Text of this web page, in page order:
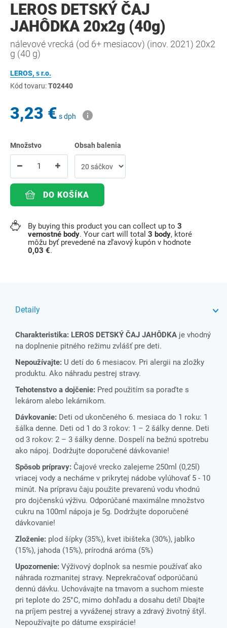
LEROS DETSKÝ ČAJ
JAHÔDKA 20x2g (40g)
nálevové vrecká (od 6+ mesiacov) (inov. 2021) 20x2
g (40 g)
LEROS, s r.o.
Kód tovaru:T02440
3,23 € s dph
Množstvo Obsah balenia
DO KOŠÍKA
By buying this product you can collect up to 3
vernostné body. Your cart will total 3 body, ktoré
môžu byť prevedené na zľavový kupón v hodnote
0,03 €.
Detaily
Charakteristika: LEROS DETSKÝ ČAJ JAHÔDKA je vhodný
na doplnenie pitného režimu zvlášť pre deti.
Nepoužívajte: U detí do 6 mesiacov. Pri alergii na zložky
produktu. Ako náhradu pestrej stravy.
Tehotenstvo a dojčenie: Pred použitím sa poraďte s
lekárom alebo lekárnikom.
Dávkovanie: Deti od ukončeného 6. mesiaca do 1 roku: 1
šálka denne. Deti od 1 do 3 rokov: 1 – 2 šálky denne. Deti
od 3 rokov: 2 – 3 šálky denne. Dospelí na bežnú spotrebu
ako nápoj. Dodržujte doporučené dávkovanie!
Spôsob prípravy: Čajové vrecko zalejeme 250ml (0,25l)
vriacej vody a necháme v prikrytej nádobe vylúhovať 5 - 10
minút. Na prípravu čaju použite prevarenú vodu vhodnú
pro dojčenskú výživu. Odporúčané maximálne množstvo
cukru na 100ml nápoja je 5g. Dodržujte doporučené
dávkovanie!
Zloženie: p lod šípky (35%), kvet ibišteka (30%), jablko
(15%), jahoda (15%), prírodná aróma (5%)
Upozornenie: Výživový doplnok sa nesmie používať ako
náhrada rozmanitej stravy. Neprekračovať odporúčanú
dennú dávku. Uchovávajte na tmavom a suchom mieste
pri teplote do 25°C, mimo dohľadu a dosahu detí! Dbajte
na príjem pestrej a vyváženej stravy a zdravý životný štýl.
Nepoužívajte po dátume exspirácie!